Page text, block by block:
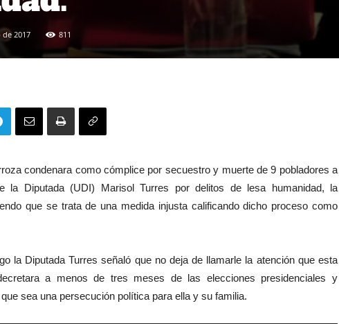
de 2017 811
condenara como cómplice por secuestro y muerte de 9 pobladores a
la Diputada (UDI) Marisol Turres por delitos de lesa humanidad, la
que se trata de una medida injusta calificando dicho proceso como
la Diputada Turres señaló que no deja de llamarle la atención que esta
a menos de tres meses de las elecciones presidenciales y
sea una persecución política para ella y su familia.